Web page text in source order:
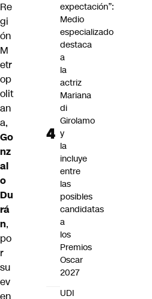
Re
gi
ón
M
etr
op
olit
an
a,
Go
nz
al
o
Du
rá
n,
po
r
su
ev
expectación”:
Medio
especializado
destaca
a
la
actriz
Mariana
di
Girolamo
y
la
incluye
entre
las
posibles
candidatas
a
los
Premios
Oscar
2027
UDI